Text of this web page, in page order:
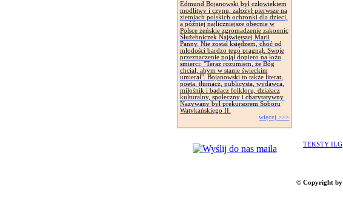
Edmund Bojanowski był człowiekiem
modlitwy i czynu, założył pierwsze na
ziemiach polskich ochronki dla dzieci,
a później najliczniejsze obecnie w
Polsce żeńskie zgromadzenie zakonnic
Służebniczek Najświętszej Marii
Panny. Nie został księdzem, choć od
młodości bardzo tego pragnął. Swoje
przeznaczenie pojął dopiero na łożu
smierci: "Teraz rozumiem, że Bóg
chciał, abym w stanie świeckim
umierał". Bojanowski to także literat,
poeta, tłumacz, publicysta, wydawca,
miłośnik i badacz folkloru, działacz
kulturalny, społeczny i charytatywny.
Nazywany był prekursorem Soboru
Watykańskiego II.
więcej >>>
TEKSTY ILG
© Copyright by